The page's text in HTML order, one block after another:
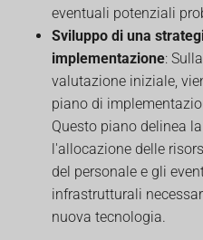
eventuali potenziali
Sviluppo di una
implementazione:
valutazione iniziale,
piano di
Questo piano delinea
l'allocazione delle
del personale e gli
infrastrutturali
nuova tecnologia.